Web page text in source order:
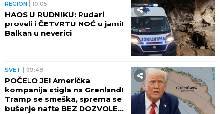
REGION 10:05
HAOS U RUDNIKU: Rudari
proveli i ČETVRTU NOĆ u jami!
Balkan u neverici
SVET 09:48
POČELO JE! Američka
kompanija stigla na Grenland!
Tramp se smeška, sprema se
bušenje nafte BEZ DOZVOLE